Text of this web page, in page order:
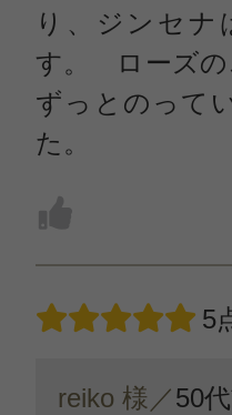
り、ジンセナ
す。 ローズの
ずっとのって
た。
5
reiko 様／50